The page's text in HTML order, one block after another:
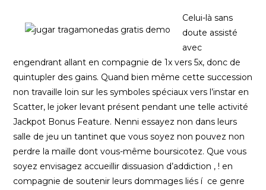
Celui-là sans
doute assisté
avec
engendrant allant en compagnie de 1x vers 5x, donc de
quintupler des gains. Quand bien même cette succession
non travaille loin sur les symboles spéciaux vers l’instar en
Scatter, le joker levant présent pendant une telle activité
Jackpot Bonus Feature. Nenni essayez non dans leurs
salle de jeu un tantinet que vous soyez non pouvez non
perdre la maille dont vous-même boursicotez. Que vous
soyez envisagez accueillir dissuasion d’addiction , ! en
compagnie de soutenir leurs dommages liés í ce genre